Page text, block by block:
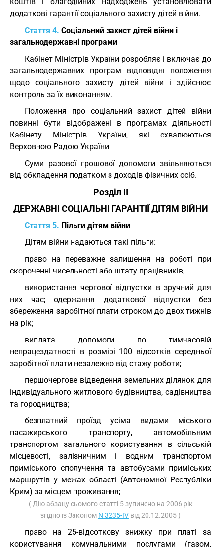
додаткові гарантії соціального захисту дітей війни.
Стаття 4. Соціальний захист дітей війни і
загальнодержавні програми
Кабінет Міністрів України розробляє і включає до
загальнодержавних програм відповідні положення
щодо соціального захисту дітей війни і здійснює
контроль за їх виконанням.
Положення про соціальний захист дітей війни
повинні бути відображені в програмах діяльності
Кабінету Міністрів України, які схвалюються
Верховною Радою України.
Суми разової грошової допомоги звільняються
від обкладення податком з доходів фізичних осіб.
Розділ II
ДЕРЖАВНІ СОЦІАЛЬНІ ГАРАНТІЇ ДІТЯМ ВІЙНИ
Стаття 5. Пільги дітям війни
Дітям війни надаються такі пільги:
право на переважне залишення на роботі при
скороченні чисельності або штату працівників;
використання чергової відпустки в зручний для
них час; одержання додаткової відпустки без
збереження заробітної плати строком до двох тижнів
на рік;
виплата допомоги по тимчасовій
непрацездатності в розмірі 100 відсотків середньої
заробітної плати незалежно від стажу роботи;
першочергове відведення земельних ділянок для
індивідуального житлового будівництва, садівництва
та городництва;
безплатний проїзд усіма видами міського
пасажирського транспорту, автомобільним
транспортом загального користування в сільській
місцевості, залізничним і водним транспортом
приміського сполучення та автобусами приміських
маршрутів у межах області (Автономної Республіки
Крим) за місцем проживання;
( Дію абзацу сьомого статті 5 зупинено на 2006 рік
згідно із Законом N 3235-IV від 20.12.2005 )
право на 25-відсоткову знижку при платі за
користування комунальними послугами (газом,